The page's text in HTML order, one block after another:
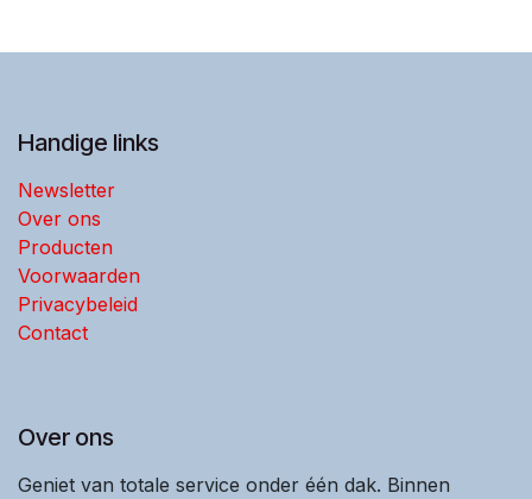
Handige links
Newsletter
Over ons
Producten
Voorwaarden
Privacybeleid
Contact
Over ons
Geniet van totale service onder één dak. Binnen